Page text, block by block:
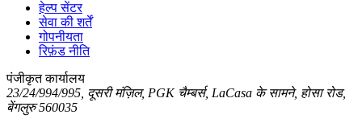
हेल्प सेंटर
सेवा की शर्तें
गोपनीयता
रिफ़ंड नीति
पंजीकृत कार्यालय
23/24/994/995, दूसरी मंज़िल, PGK चैम्बर्स, LaCasa के सामने, होसा रोड,
बेंगलुरु 560035